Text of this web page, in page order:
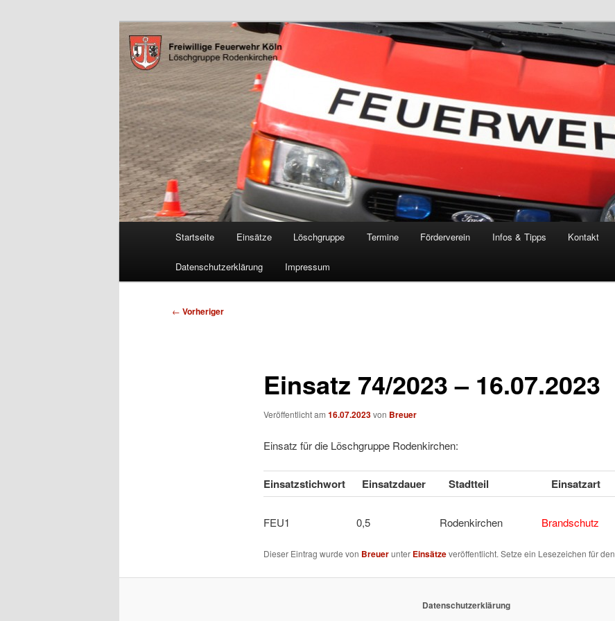
FF Köln, LG RD
Freiwillige Feuerwehr Köln, Löschgruppe Rodenkirchen
Startseite Einsätze Löschgruppe Termine Förderverein Infos & Tipps Kontakt
Datenschutzerklärung Impressum
Beitragsnavigation
← Vorheriger
Einsatz 74/2023 – 16.07.2023
Veröffentlicht am 16.07.2023von Breuer
Einsatz für die Löschgruppe Rodenkirchen:
Einsatzstichwort Einsatzdauer Stadtteil Einsatzart
FEU1 0,5 Rodenkirchen Brandschutz
Dieser Eintrag wurde von Breuerunter Einsätzeveröffentlicht. Setze ein Lesezeichen für den
Datenschutzerklärung